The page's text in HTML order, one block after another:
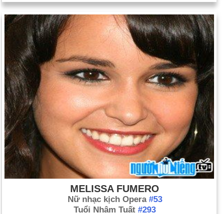
MELISSA FUMERO
Nữ nhạc kịch Opera #53
Tuổi Nhâm Tuất #293